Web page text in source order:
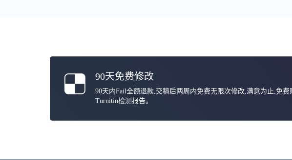
90天免费修改
90天内Fail全额退款,交稿后两周内免费无限次修改,满意为止,免费
Turnitin检测报告。